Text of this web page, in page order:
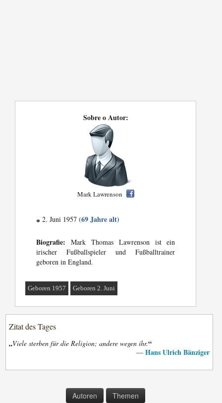
Sobre o Autor:
Mark Lawrenson
* 2. Juni 1957(69 Jahre alt)
Biografie: Mark Thomas Lawrenson ist ein
irischer Fußballspieler und Fußballtrainer
geboren in England.
Geboren 1957 Geboren 2. Juni
Zitat des Tages
„Viele sterben für die Religion; andere wegen ihr.“
— Hans Ulrich Bänziger
Autoren Themen